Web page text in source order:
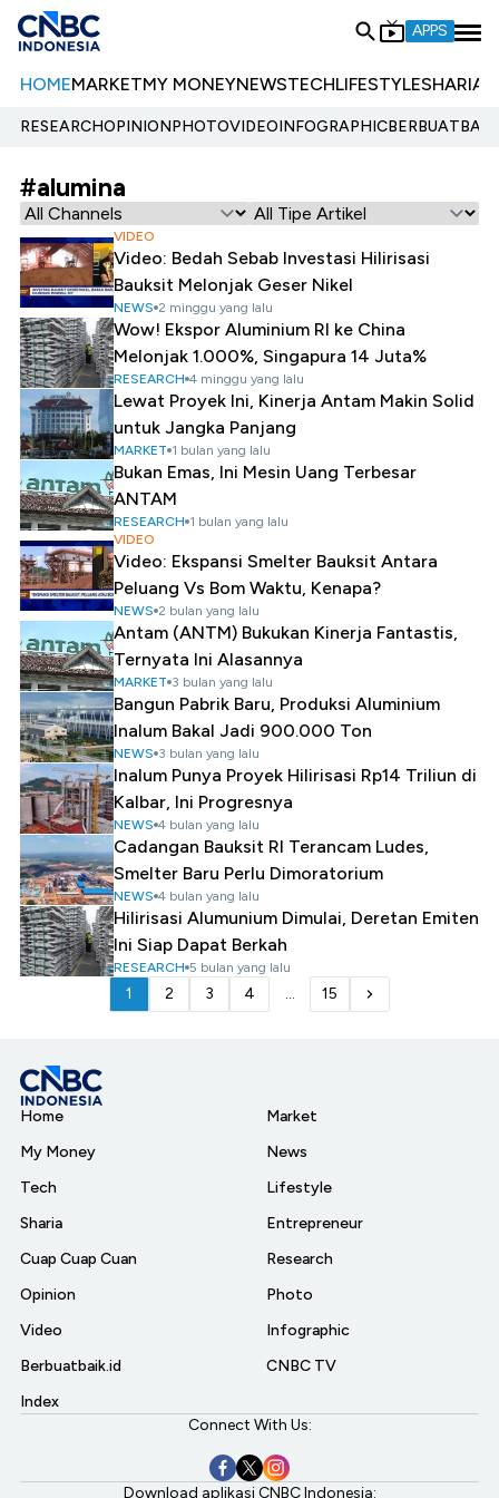
APPS
HOMEMARKETMY MONEYNEWSTECHLIFESTYLESHARIA
RESEARCHOPINIONPHOTOVIDEOINFOGRAPHIC
#alumina
VIDEO
Video: Bedah Sebab Investasi Hilirisasi
Bauksit Melonjak Geser Nikel
NEWS 2 minggu yang lalu
Wow! Ekspor Aluminium RI ke China
Melonjak 1.000%, Singapura 14 Juta%
RESEARCH 4 minggu yang lalu
Lewat Proyek Ini, Kinerja Antam Makin Solid
untuk Jangka Panjang
MARKET 1 bulan yang lalu
Bukan Emas, Ini Mesin Uang Terbesar
ANTAM
RESEARCH 1 bulan yang lalu
VIDEO
Video: Ekspansi Smelter Bauksit Antara
Peluang Vs Bom Waktu, Kenapa?
NEWS 2 bulan yang lalu
Antam (ANTM) Bukukan Kinerja Fantastis,
Ternyata Ini Alasannya
MARKET 3 bulan yang lalu
Bangun Pabrik Baru, Produksi Aluminium
Inalum Bakal Jadi 900.000 Ton
NEWS 3 bulan yang lalu
Inalum Punya Proyek Hilirisasi Rp14 Triliun di
Kalbar, Ini Progresnya
NEWS 4 bulan yang lalu
Cadangan Bauksit RI Terancam Ludes,
Smelter Baru Perlu Dimoratorium
NEWS 4 bulan yang lalu
Hilirisasi Alumunium Dimulai, Deretan Emiten
Ini Siap Dapat Berkah
RESEARCH 5 bulan yang lalu
1 2 3 4 ... 15
Home
My Money
Tech
Sharia
Cuap Cuap Cuan
Opinion
Video
Berbuatbaik.id
Index
Market
News
Lifestyle
Entrepreneur
Research
Photo
Infographic
CNBC TV
Connect With Us:
Download aplikasi CNBC Indonesia: